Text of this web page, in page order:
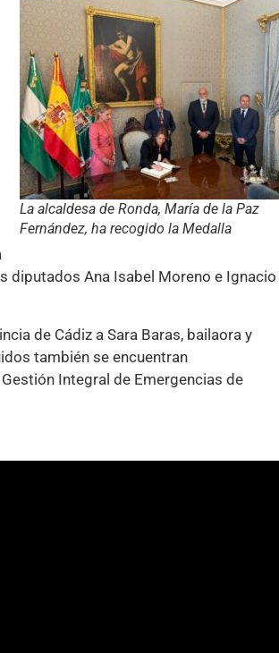
La alcaldesa de Ronda, María de la Paz
Fernández, ha recogido la Medalla
diputados Ana Isabel Moreno e Ignacio
de Cádiz a Sara Baras, bailaora y
también se encuentran
Integral de Emergencias de